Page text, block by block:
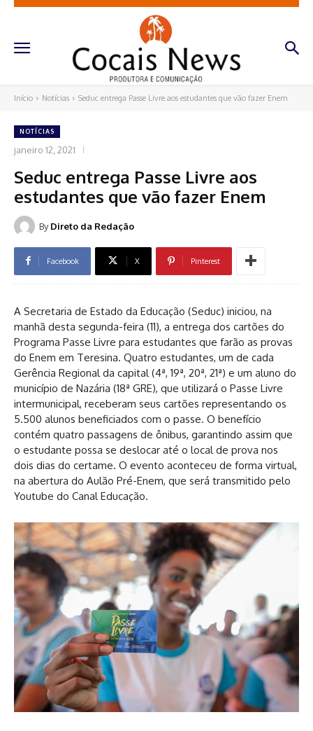
Início Notícias Seduc entrega Passe Livre aos estudantes que vão fazer Enem
NOTÍCIAS
janeiro 12, 2021
Seduc entrega Passe Livre aos
estudantes que vão fazer Enem
By Direto da Redação
Facebook X Pinterest
A Secretaria de Estado da Educação (Seduc) iniciou, na
manhã desta segunda-feira (11), a entrega dos cartões do
Programa Passe Livre para estudantes que farão as provas
do Enem em Teresina. Quatro estudantes, um de cada
Gerência Regional da capital (4ª, 19ª, 20ª, 21ª) e um aluno do
município de Nazária (18ª GRE), que utilizará o Passe Livre
intermunicipal, receberam seus cartões representando os
5.500 alunos beneficiados com o passe. O benefício
contém quatro passagens de ônibus, garantindo assim que
o estudante possa se deslocar até o local de prova nos
dois dias do certame. O evento aconteceu de forma virtual,
na abertura do Aulão Pré-Enem, que será transmitido pelo
Youtube do Canal Educação.